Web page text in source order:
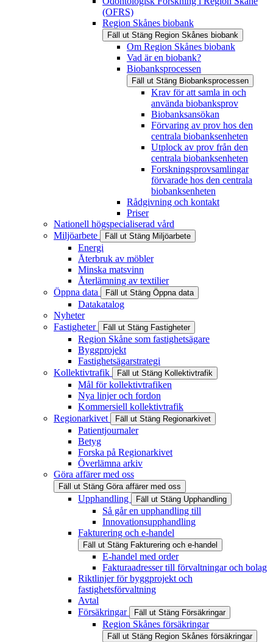
(OFRS)
Region Skånes biobank
Fäll ut Stäng Region Skånes biobank
Om Region Skånes biobank
Vad är en biobank?
Biobanksprocessen
Fäll ut Stäng Biobanksprocessen
Krav för att samla in och
använda biobanksprov
Biobanksansökan
Förvaring av prov hos den
centrala biobanksenheten
Utplock av prov från den
centrala biobanksenheten
Forskningsprovsamlingar
förvarade hos den centrala
biobanksenheten
Rådgivning och kontakt
Priser
Nationell högspecialiserad vård
Miljöarbete
Fäll ut Stäng Miljöarbete
Energi
Återbruk av möbler
Minska matsvinn
Återlämning av textilier
Öppna data
Fäll ut Stäng Öppna data
Datakatalog
Nyheter
Fastigheter
Fäll ut Stäng Fastigheter
Region Skåne som fastighetsägare
Byggprojekt
Fastighetsägarstrategi
Kollektivtrafik
Fäll ut Stäng Kollektivtrafik
Mål för kollektivtrafiken
Nya linjer och fordon
Kommersiell kollektivtrafik
Regionarkivet
Fäll ut Stäng Regionarkivet
Patientjournaler
Betyg
Forska på Regionarkivet
Överlämna arkiv
Göra affärer med oss
Fäll ut Stäng Göra affärer med oss
Upphandling Fäll ut Stäng Upphandling
Så går en upphandling till
Innovationsupphandling
Fakturering och e-handel
Fäll ut Stäng Fakturering och e-handel
E-handel med order
Fakturaadresser till förvaltningar och bolag
Riktlinjer för byggprojekt och
fastighetsförvaltning
Avtal
Försäkringar
Fäll ut Stäng Försäkringar
Region Skånes försäkringar
Fäll ut Stäng Region Skånes försäkringar